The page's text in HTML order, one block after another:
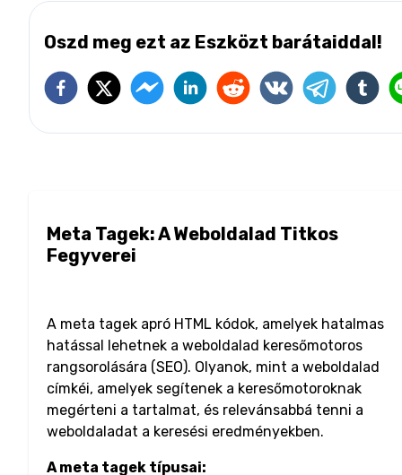
Oszd meg ezt az Eszközt barátaiddal!
Meta Tagek: A Weboldalad Titkos
Fegyverei
A meta tagek apró HTML kódok, amelyek hatalmas
hatással lehetnek a weboldalad keresőmotoros
rangsorolására (SEO). Olyanok, mint a weboldalad
címkéi, amelyek segítenek a keresőmotoroknak
megérteni a tartalmat, és relevánsabbá tenni a
weboldaladat a keresési eredményekben.
A meta tagek típusai: